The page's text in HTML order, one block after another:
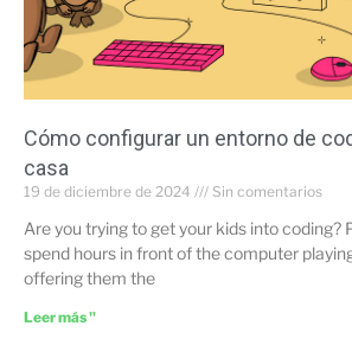
Cómo configurar un entorno de
casa
19 de diciembre de 2024 Sin comentarios
Are you trying to get your kids into coding?
spend hours in front of the computer
offering them the
Leer más "